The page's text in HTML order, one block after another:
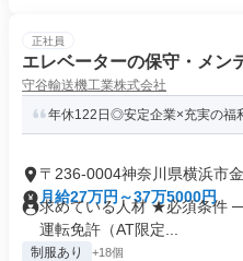
正社員
エレベーターの保守・メン
守谷輸送機工業株式会社
年休122日◎安定企業×充実の福
〒236-0004神奈川県横浜市
月給27万円～37万5000円
求めている人材 ★必須条
運転免許（AT限定...
制服あり +18個